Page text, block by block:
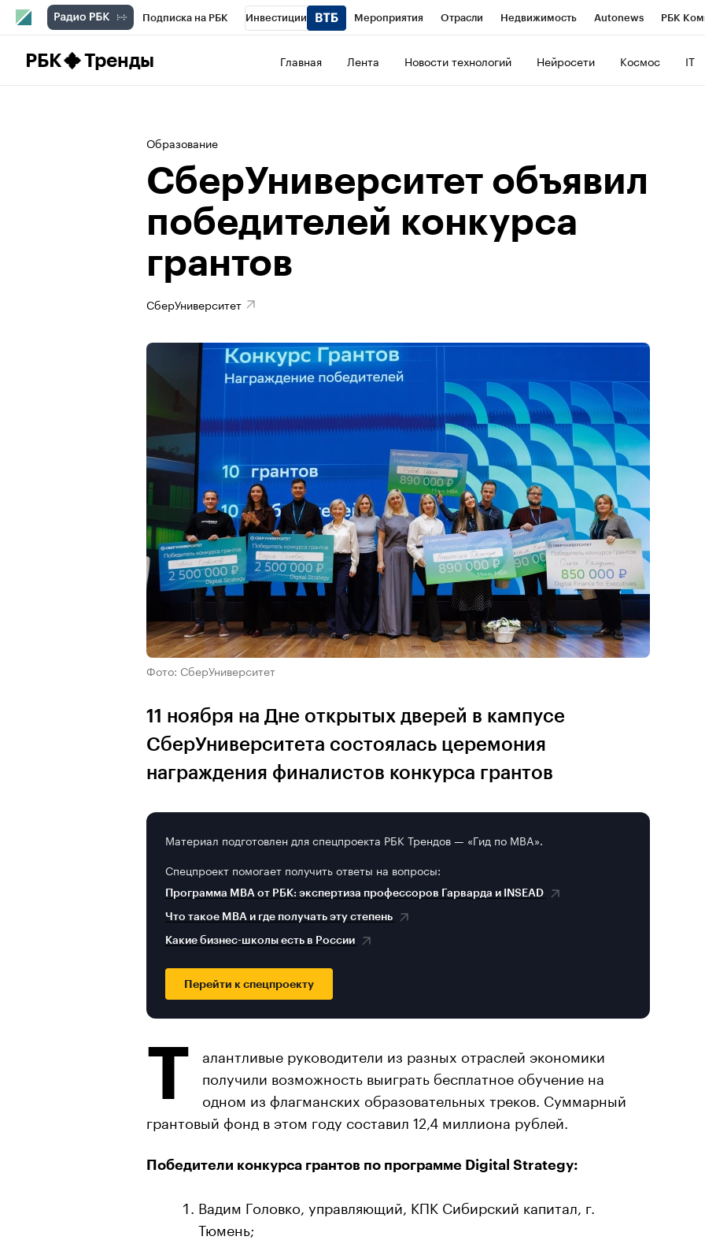
Подписка на РБК Инвестиции Мероприятия Отрасли Недвижимость Autonews РБК
РБК Тренды Главная Лента Новости технологий Нейросети Космос IT
Образование
СберУниверситет объявил
победителей конкурса
грантов
СберУниверситет
Фото: СберУниверситет
11 ноября на Дне открытых дверей в кампусе
СберУниверситета состоялась церемония
награждения финалистов конкурса грантов
Материал подготовлен для спецпроекта РБК Трендов — «Гид по MBA».
Спецпроект помогает получить ответы на вопросы:
Программа MBA от РБК: экспертиза профессоров Гарварда и INSEAD
Что такое MBA и где получать эту степень
Какие бизнес-школы есть в России
Перейти к спецпроекту
Т
алантливые руководители из разных отраслей экономики
получили возможность выиграть бесплатное обучение на
одном из флагманских образовательных треков. Суммарный
грантовый фонд в этом году составил 12,4 миллиона рублей.
Победители конкурса грантов по программе Digital Strategy:
Вадим Головко, управляющий, КПК Сибирский капитал, г.
Тюмень;